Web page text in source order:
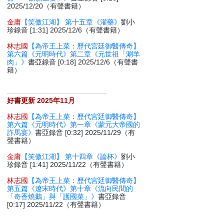
2025/12/20（有聲書籍）
金庸 【笑傲江湖】 第十五章《灌藥》劉小
珍錄音 [1:31] 2025/12/6（有聲書籍）
林志國
【為帝王上菜：歷代宮廷御醫傳奇】
第六篇《元明時代》第二章《元世祖「涮羊
肉」》書亞錄音 [0:18] 2025/12/6（有聲書
籍）
好書更新 2025年11月
林志國
【為帝王上菜：歷代宮廷御醫傳奇】
第六篇《元明時代》第一章《蒙元大帝國的
詐馬宴》書亞錄音 [0:32] 2025/11/29（有
聲書籍）
金庸 【笑傲江湖】 第十四章《論杯》劉小
珍錄音 [1:41] 2025/11/22（有聲書籍）
林志國
【為帝王上菜：歷代宮廷御醫傳奇】
第五篇《遼宋時代》第十章《流向民間的
「奇香燒鵝」與「護國菜」》書亞錄音
[0:17] 2025/11/22（有聲書籍）